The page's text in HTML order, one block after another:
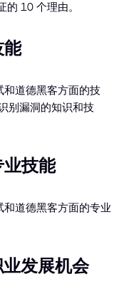
的 10 个理由。
能
和道德黑客方面的技
别漏洞的知识和技
业技能
和道德黑客方面的专业
发展机会